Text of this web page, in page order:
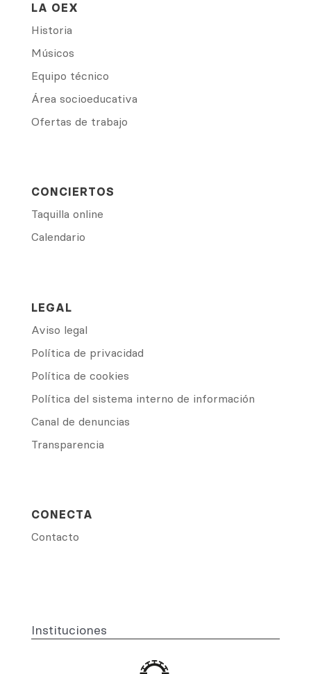
LA OEX
Historia
Músicos
Equipo técnico
Área socioeducativa
Ofertas de trabajo
CONCIERTOS
Taquilla online
Calendario
LEGAL
Aviso legal
Política de privacidad
Política de cookies
Política del sistema interno de información
Canal de denuncias
Transparencia
CONECTA
Contacto
Instituciones